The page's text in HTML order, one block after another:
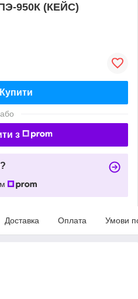
950К (КЕЙС)
Купити
або
з
Доставка Оплата Умови